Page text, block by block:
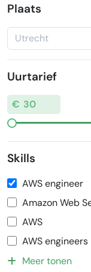
Plaats
Uurtarief
Skills
AWS engineer
Amazon Web
AWS
AWS engineers
Meer tonen